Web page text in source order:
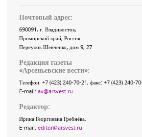
Почтовый адрес:
690091, г. Владивосток,
Приморский край, Россия
Переулок Шевченко, дом 9, 27
Редакция газеты
«Арсеньевские вести»:
Телефон: +7 (423) 240-70-21, факс: +7 (423) 240-
E-mail: av@arsvest.ru
Редактор:
Ирина Георгиевна Гребнёва,
E-mail: editor@arsvest.ru